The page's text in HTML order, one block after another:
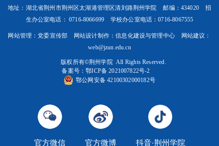
地址：湖北省荆州市荆州区太湖港管理区清刘路荆州学院 邮编：434020 招
生办公室电话： 0716-8066699 学校办公室电话：0716-8067555
网站管理：党委宣传部 网站设计制作：信息化建设与管理中心 网站建议：
web@jzun.edu.cn
版权所有©️荆州学院 All Rights Reserved.
备案号：鄂ICP备 2021007822号-2
鄂公网安备 42100302000182号
官方微信 官方微博 抖音·荆州学院